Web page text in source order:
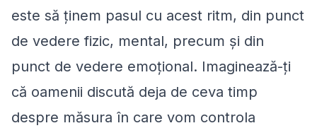
este să ţinem pasul cu acest ritm, din punct
de vedere fizic, mental, precum şi din
punct de vedere emoțional. Imaginează-ți
că oamenii discută deja de ceva timp
despre măsura în care vom controla